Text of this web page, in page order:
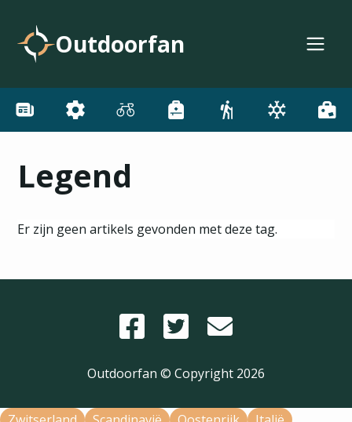
Outdoorfan
Legend
Er zijn geen artikels gevonden met deze tag.
Outdoorfan © Copyright 2026